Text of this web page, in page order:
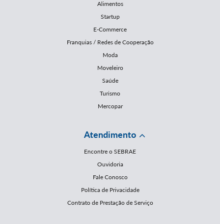
Alimentos
Startup
E-Commerce
Franquias / Redes de Cooperação
Moda
Moveleiro
Saúde
Turismo
Mercopar
Atendimento
Encontre o SEBRAE
Ouvidoria
Fale Conosco
Política de Privacidade
Contrato de Prestação de Serviço